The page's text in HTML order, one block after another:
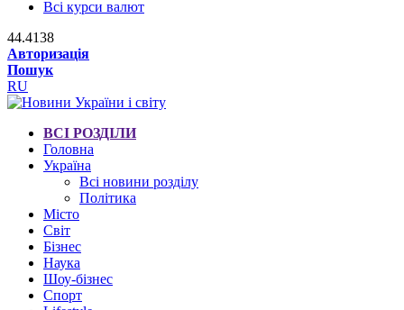
Всі курси валют
44.4138
Авторизація
Пошук
RU
ВСІ РОЗДІЛИ
Головна
Україна
Всі новини розділу
Політика
Місто
Світ
Бізнес
Наука
Шоу-бізнес
Спорт